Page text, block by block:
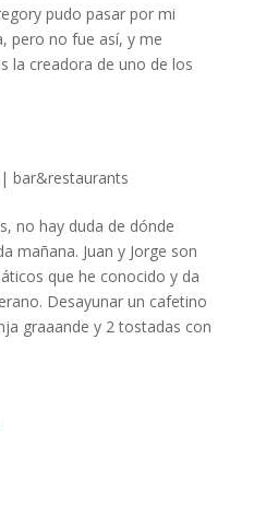
pudo pasar por mi
pero no fue así, y me
la creadora de uno de los
bar&restaurants
no hay duda de dónde
mañana. Juan y Jorge son
que he conocido y da
Desayunar un cafetino
graaande y 2 tostadas con